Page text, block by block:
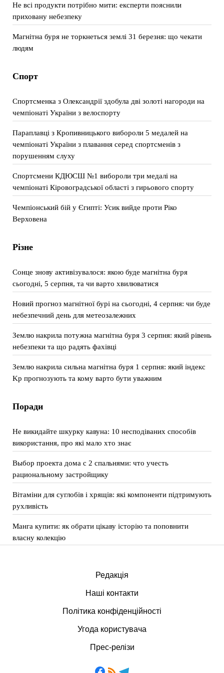
Не всі продукти потрібно мити: експерти пояснили
приховану небезпеку
Магнітна буря не торкнеться землі 31 березня: що чекати
людям
Спорт
Спортсменка з Олександрії здобула дві золоті нагороди на
чемпіонаті України з велоспорту
Параплавці з Кропивницького вибороли 5 медалей на
чемпіонаті України з плавання серед спортсменів з
порушенням слуху
Спортсмени КДЮСШ №1 вибороли три медалі на
чемпіонаті Кіровоградської області з гирьового спорту
Чемпіонський бій у Єгипті: Усик вийде проти Ріко
Верховена
Різне
Сонце знову активізувалося: якою буде магнітна буря
сьогодні, 5 серпня, та чи варто хвилюватися
Новий прогноз магнітної бурі на сьогодні, 4 серпня: чи буде
небезпечний день для метеозалежних
Землю накрила потужна магнітна буря 3 серпня: який рівень
небезпеки та що радять фахівці
Землю накрила сильна магнітна буря 1 серпня: який індекс
Kp прогнозують та кому варто бути уважним
Поради
Не викидайте шкурку кавуна: 10 несподіваних способів
використання, про які мало хто знає
Выбор проекта дома с 2 спальнями: что учесть
рациональному застройщику
Вітаміни для суглобів і хрящів: які компоненти підтримують
рухливість
Манга купити: як обрати цікаву історію та поповнити
власну колекцію
Редакція
Наші контакти
Політика конфіденційності
Угода користувача
Прес-релізи